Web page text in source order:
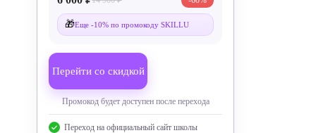
🎁Еще -10% по промокоду SKILLU
Перейти со скидкой
Промокод будет доступен после перехода
Переход на официальный сайт школы